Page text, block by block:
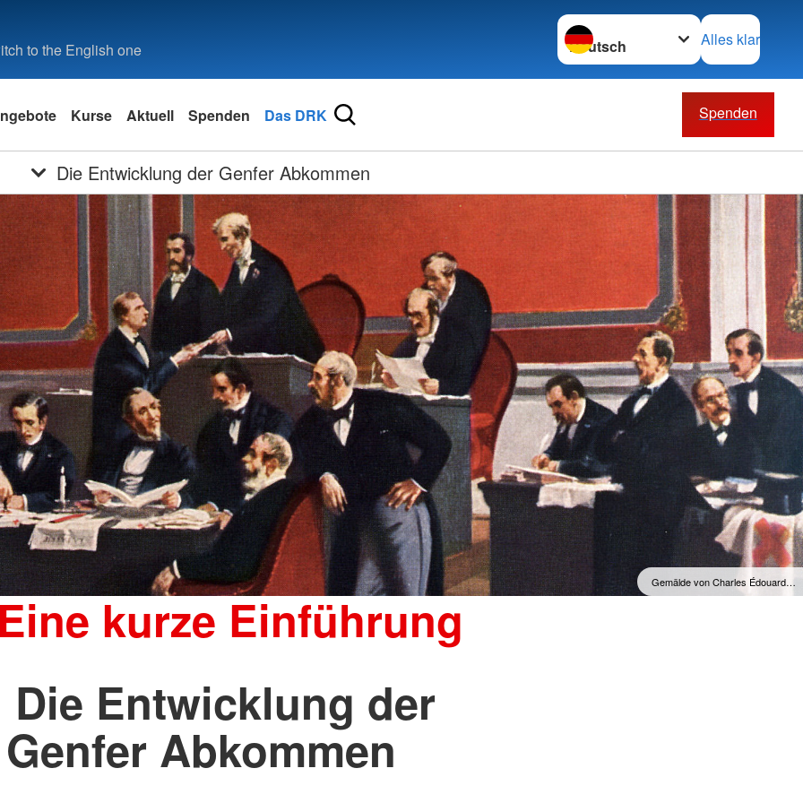
to the English one
Sprache wechseln zu
Alles klar
Kurse Aktuell Spenden Das DRK Spenden
Die Entwicklung der Genfer Abkommen
Gemälde von Charles Édouard…
kurze Einführung
Die Entwicklung der
Genfer Abkommen